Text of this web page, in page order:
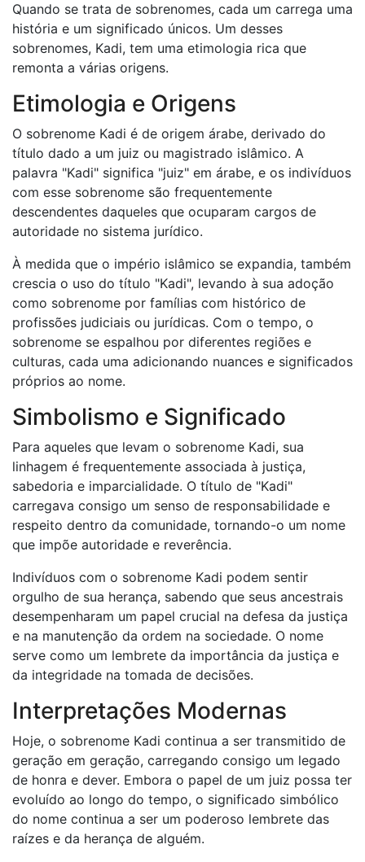
Quando se trata de sobrenomes, cada um carrega uma
história e um significado únicos. Um desses
sobrenomes, Kadi, tem uma etimologia rica que
remonta a várias origens.
Etimologia e Origens
O sobrenome Kadi é de origem árabe, derivado do
título dado a um juiz ou magistrado islâmico. A
palavra "Kadi" significa "juiz" em árabe, e os indivíduos
com esse sobrenome são frequentemente
descendentes daqueles que ocuparam cargos de
autoridade no sistema jurídico.
À medida que o império islâmico se expandia, também
crescia o uso do título "Kadi", levando à sua adoção
como sobrenome por famílias com histórico de
profissões judiciais ou jurídicas. Com o tempo, o
sobrenome se espalhou por diferentes regiões e
culturas, cada uma adicionando nuances e significados
próprios ao nome.
Simbolismo e Significado
Para aqueles que levam o sobrenome Kadi, sua
linhagem é frequentemente associada à justiça,
sabedoria e imparcialidade. O título de "Kadi"
carregava consigo um senso de responsabilidade e
respeito dentro da comunidade, tornando-o um nome
que impõe autoridade e reverência.
Indivíduos com o sobrenome Kadi podem sentir
orgulho de sua herança, sabendo que seus ancestrais
desempenharam um papel crucial na defesa da justiça
e na manutenção da ordem na sociedade. O nome
serve como um lembrete da importância da justiça e
da integridade na tomada de decisões.
Interpretações Modernas
Hoje, o sobrenome Kadi continua a ser transmitido de
geração em geração, carregando consigo um legado
de honra e dever. Embora o papel de um juiz possa ter
evoluído ao longo do tempo, o significado simbólico
do nome continua a ser um poderoso lembrete das
raízes e da herança de alguém.